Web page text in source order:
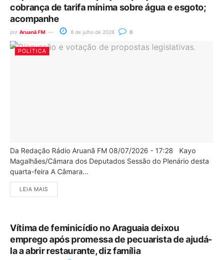
cobrança de tarifa mínima sobre água e esgoto;
acompanhe
por Aruanã FM 8 de julho de 2026 0
POLÍTICA
Da Redação Rádio Aruanã FM 08/07/2026 - 17:28 Kayo
Magalhães/Câmara dos Deputados Sessão do Plenário desta
quarta-feira A Câmara...
LEIA MAIS
Vítima de feminicídio no Araguaia deixou
emprego após promessa de pecuarista de ajudá-
la a abrir restaurante, diz família